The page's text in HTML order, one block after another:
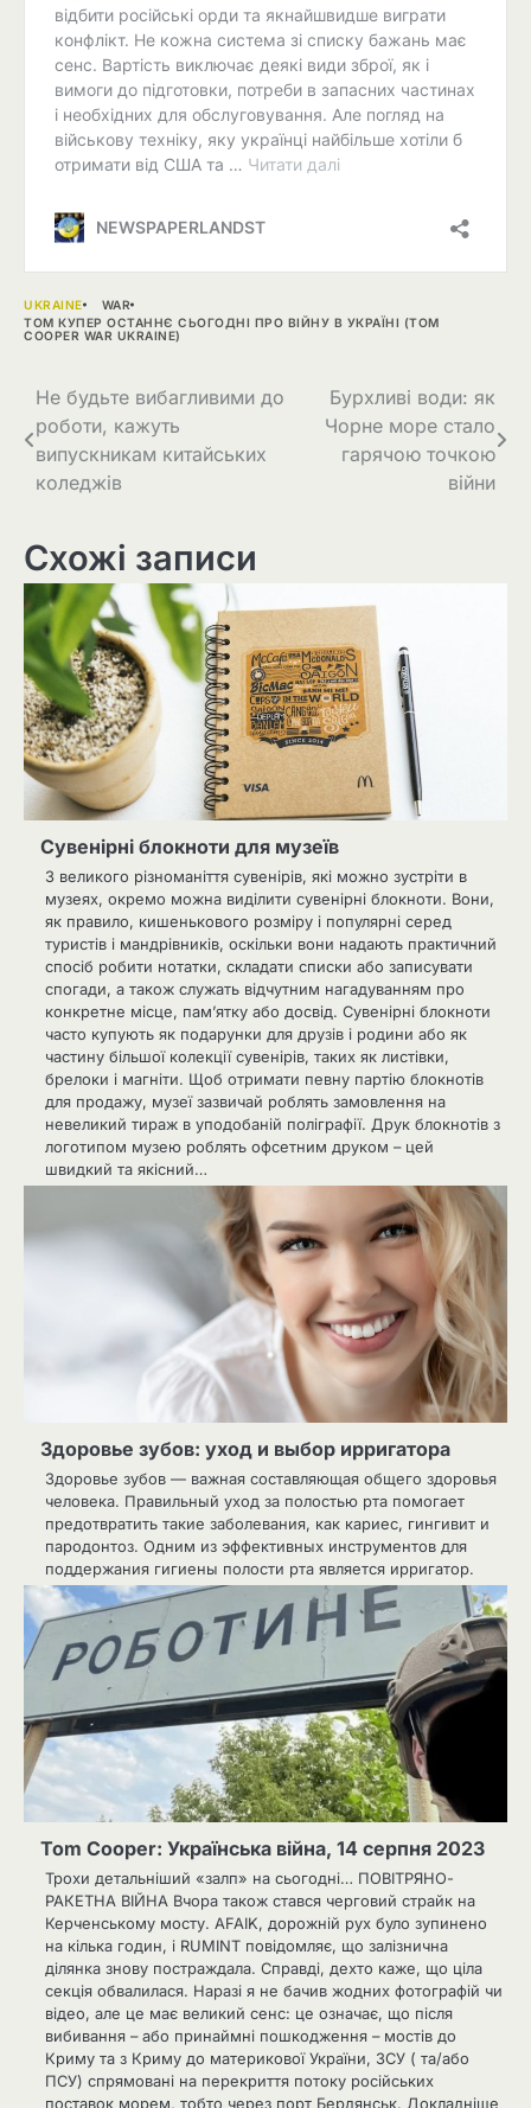
UKRAINE
WAR
ТОМ КУПЕР ОСТАННЄ СЬОГОДНІ ПРО ВІЙНУ В УКРАЇНІ (TOM
COOPER WAR UKRAINE)
Навігація
записів
Не будьте вибагливими до
роботи, кажуть
випускникам китайських
коледжів
Бурхливі води: як
Чорне море стало
гарячою точкою
війни
Схожі записи
Сувенірні блокноти для музеїв
З великого різноманіття сувенірів, які можно зустріти в
музеях, окремо можна виділити сувенірні блокноти. Вони,
як правило, кишенькового розміру і популярні серед
туристів і мандрівників, оскільки вони надають практичний
спосіб робити нотатки, складати списки або записувати
спогади, а також служать відчутним нагадуванням про
конкретне місце, пам’ятку або досвід. Сувенірні блокноти
часто купують як подарунки для друзів і родини або як
частину більшої колекції сувенірів, таких як листівки,
брелоки і магніти. Щоб отримати певну партію блокнотів
для продажу, музеї зазвичай роблять замовлення на
невеликий тираж в уподобаній поліграфії. Друк блокнотів з
логотипом музею роблять офсетним друком – цей
швидкий та якісний…
Здоровье зубов: уход и выбор ирригатора
Здоровье зубов — важная составляющая общего здоровья
человека. Правильный уход за полостью рта помогает
предотвратить такие заболевания, как кариес, гингивит и
пародонтоз. Одним из эффективных инструментов для
поддержания гигиены полости рта является ирригатор.
Tom Cooper: Українська війна, 14 серпня 2023
Трохи детальніший «залп» на сьогодні… ПОВІТРЯНО-
РАКЕТНА ВІЙНА Вчора також стався черговий страйк на
Керченському мосту. AFAIK, дорожній рух було зупинено
на кілька годин, і RUMINT повідомляє, що залізнична
ділянка знову постраждала. Справді, дехто каже, що ціла
секція обвалилася. Наразі я не бачив жодних фотографій чи
відео, але це має великий сенс: це означає, що після
вибивання – або принаймні пошкодження – мостів до
Криму та з Криму до материкової України, ЗСУ ( та/або
ПСУ) спрямовані на перекриття потоку російських
поставок морем, тобто через порт Бердянськ. Докладніше